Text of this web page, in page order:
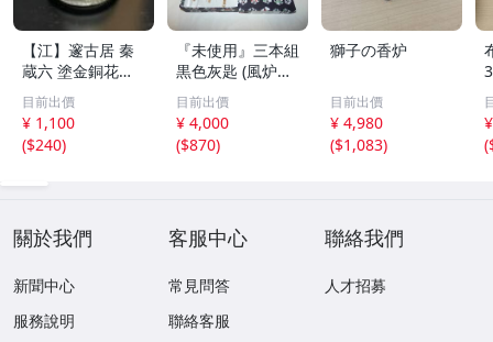
【江】邃古居 秦
蔵六 塗金銅花器
直径約9cm×高さ
30cm 在銘 共箱
古美術品(華道具
花生花瓶花生飾
目前出價
¥ 1,100
($240)
『未使用』三本組
黒色灰匙 (風炉用)
化粧箱
目前出價
¥ 4,000
($870)
獅子の香炉
目前出價
¥ 4,980
($1,083)
(
關於我們
新聞中心
服務說明
客服中心
常見問答
聯絡客服
聯絡我們
人才招募